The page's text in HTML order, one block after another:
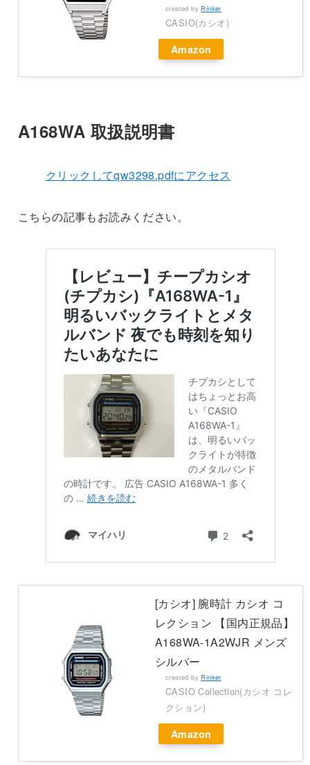
created byRinker
CASIO(カシオ)
Amazon
A168WA 取扱説明書
クリックしてqw3298.pdfにアクセス
こちらの記事もお読みください。
[カシオ] 腕時計 カシオ コ
レクション 【国内正規品】
A168WA-1A2WJR メンズ
シルバー
created byRinker
CASIO Collection(カシオ コレ
クション)
Amazon